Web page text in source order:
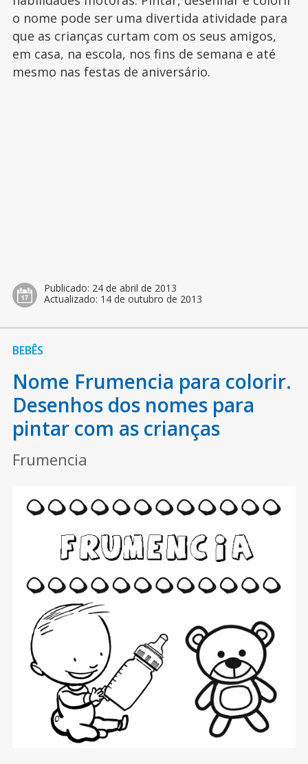
o nome pode ser uma divertida atividade para
que as crianças curtam com os seus amigos,
em casa, na escola, nos fins de semana e até
mesmo nas festas de aniversário.
Publicado: 24 de abril de 2013
Actualizado: 14 de outubro de 2013
BEBÊS
Nome Frumencia para colorir.
Desenhos dos nomes para
pintar com as crianças
Frumencia